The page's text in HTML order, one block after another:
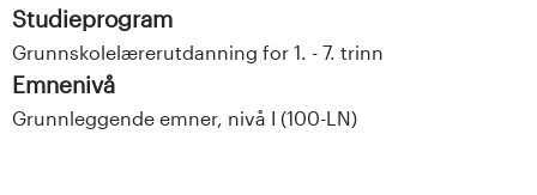
Studieprogram
Grunnskolelærerutdanning for 1. - 7. trinn
Emnenivå
Grunnleggende emner, nivå I (100-LN)